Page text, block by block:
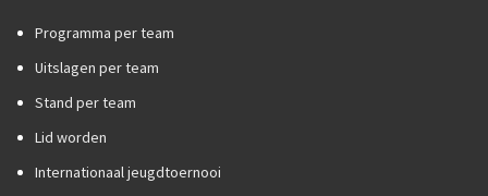
Programma per team
Uitslagen per team
Stand per team
Lid worden
Internationaal jeugdtoernooi